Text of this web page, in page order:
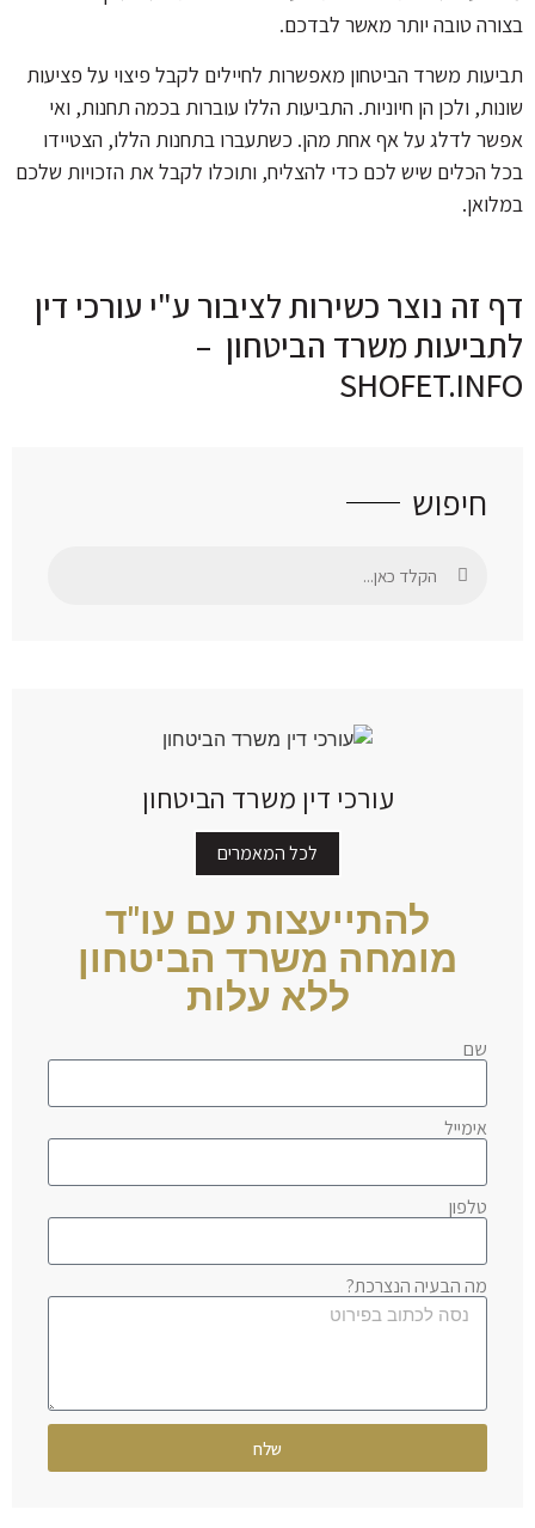
בצורה טובה יותר מאשר לבדכם.
תביעות משרד הביטחון מאפשרות לחיילים לקבל פיצוי על פציעות
שונות, ולכן הן חיוניות. התביעות הללו עוברות בכמה תחנות, ואי
אפשר לדלג על אף אחת מהן. כשתעברו בתחנות הללו, הצטיידו
בכל הכלים שיש לכם כדי להצליח, ותוכלו לקבל את הזכויות שלכם
במלואן.
דף זה נוצר כשירות לציבור ע"י עורכי דין
לתביעות משרד הביטחון –
SHOFET.INFO
חיפוש
עורכי דין משרד הביטחון
לכל המאמרים
להתייעצות עם עו"ד
מומחה משרד הביטחון
ללא עלות
שם
אימייל
טלפון
מה הבעיה הנצרכת?
שלח